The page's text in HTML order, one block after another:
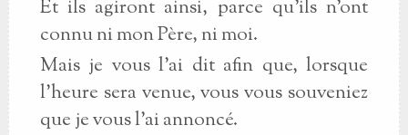
Et ils agiront ainsi, parce qu'ils n'ont
connu ni mon Père, ni moi.
Mais je vous l'ai dit afin que, lorsque
l'heure sera venue, vous vous souveniez
que je vous l'ai annoncé.